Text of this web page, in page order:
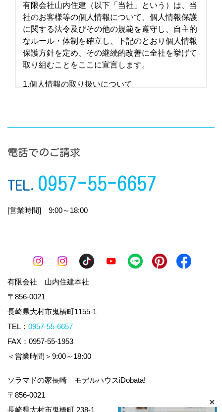
有限会社山内住建（以下「当社」という）は、当
社のお客様等の個人情報について、個人情報保護
に関する法令及びその他の規範を遵守し、自主的
なルール・体制を確立し、下記のとおり個人情報
保護方針を定め、その継続的改善に全社を挙げて
取り組むことをここに宣言します。
1.個人情報の取り扱いについて
商品やサービスに関するお問い合わせの際
の際
資料ご請求の際
業務委託先に対しては、個人情報を委託するこ
とがあります。
この場合、個人情報を適切に取り扱ってると認
められる委託先を選定し、契約等において個人
情報の適正管理・機密保持などによりお客様の
切な管理を実施させます。
不動産の売買、仲介、賃貸、管理等の取引の際
サービスのご提供を完遂させるために必要な情
報としてお聞きしています。
電話でのご請求
TEL. 0957-55-6657
[営業時間] 9:00～18:00
有限会社 山内住建本社
〒856-0021
長崎県大村市鬼橋町1155-1
TEL： 0957-55-6657
FAX：0957-55-1953
＜営業時間＞9:00～18:00
ソラマドの家長崎 モデルハウスiDobata!
〒856-0021
長崎県大村市鬼橋町 238-1